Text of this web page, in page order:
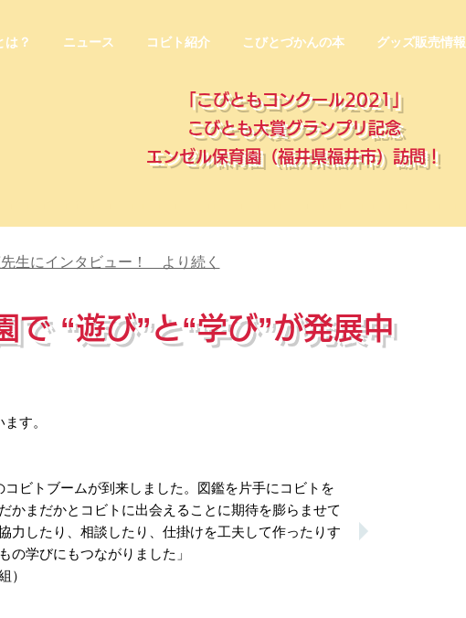
は？ ニュース コビト紹介 こびとづかんの本 グッズ販売情報
「こびともコンクール2021」
こびとも大賞グランプリ記念
エンゼル保育園（福井県福井市）訪問！
生にインタビュー！ より続く
で “遊び”と“学び”が発展中
す。
コビトブームが到来しました。図鑑を片手にコビトを
かまだかとコビトに出会えることに期待を膨らませて
力したり、相談したり、仕掛けを工夫して作ったりす
の学びにもつながりました」
）